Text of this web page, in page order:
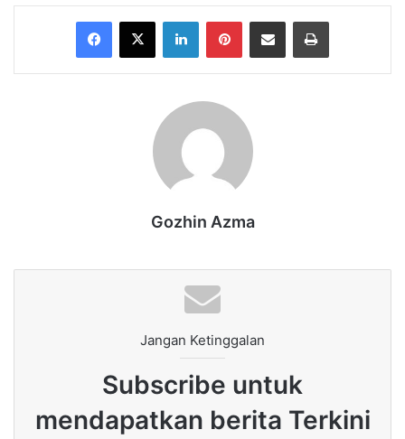
Facebook
X LinkedInPinterestShare via Email Print
Gozhin Azma
Jangan Ketinggalan
Subscribe untuk
mendapatkan berita Terkini